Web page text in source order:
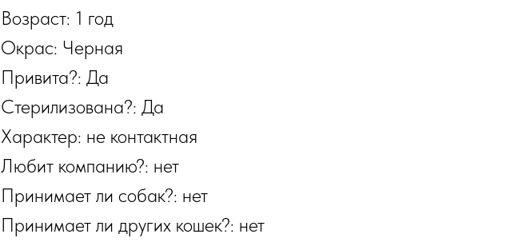
Возраст: 1 год
Окрас: Черная
Привита?: Да
Стерилизована?: Да
Характер: не контактная
Любит компанию?: нет
Принимает ли собак?: нет
Принимает ли других кошек?: нет